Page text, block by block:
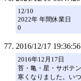
12/10
2022年 年間休業日
0
2016/12/17 19:36:56
2016年12月17日
苔・亀・星・サボテン
寒くなりました。い